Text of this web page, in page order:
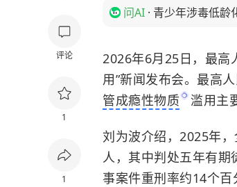
评论
1
1
问AI · 青少年涉毒低龄
2026年6月25日，最高
用”新闻发布会。最高
管成瘾性物质
滥用主
刘为波介绍， 2025年
人，其中判处五年有期
事案件重刑率约14个